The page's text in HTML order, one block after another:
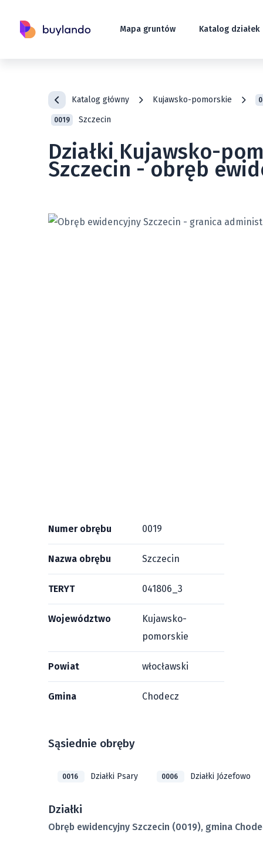
Mapa gruntów Katalog działek
Katalog główny Kujawsko-pomorskie
0019 Szczecin
Działki Kujawsko-
Szczecin - obręb
Numer obrębu 0019
Nazwa obrębu Szczecin
TERYT 041806_3
Województwo
Kujawsko-
pomorskie
Powiat włocławski
Gmina Chodecz
Sąsiednie obręby
0016 Działki Psary 0006 Działki Józefowo
Działki
Obręb ewidencyjny Szczecin (0019), gmina